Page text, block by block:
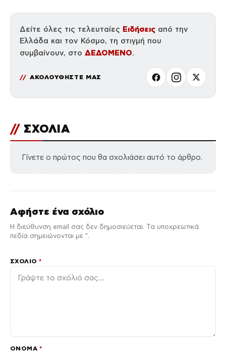
Δείτε όλες τις τελευταίες Ειδήσεις από την
Ελλάδα και τον Κόσμο, τη στιγμή που
συμβαίνουν, στο ΔΕΔΟΜΕΝΟ.
ΑΚΟΛΟΥΘΗΣΤΕ ΜΑΣ
// ΣΧΟΛΙΑ
Γίνετε ο πρώτος που θα σχολιάσει αυτό το άρθρο.
Αφήστε ένα σχόλιο
Η διεύθυνση email σας δεν δημοσιεύεται. Τα υποχρεωτικά
πεδία σημειώνονται με *.
ΣΧΌΛΙΟ*
ΌΝΟΜΑ *